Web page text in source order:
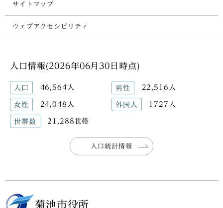
サイトマップ
ウェブアクセシビリティ
人口情報(2026年06月30日時点)
人口 46,564人 男性 22,516人
女性 24,048人 外国人 1727人
世帯数 21,288世帯
人口統計情報
菊池市役所